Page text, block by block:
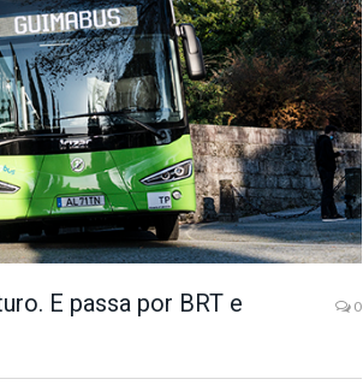
E passa por BRT e
0